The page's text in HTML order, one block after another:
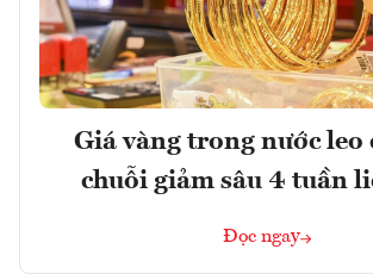
Giá vàng trong nước leo
chuỗi giảm sâu 4 tuần
Đọc ngay